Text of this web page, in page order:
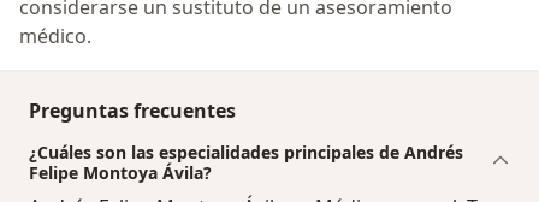
considerarse un sustituto de un asesoramiento
médico.
Preguntas frecuentes
¿Cuáles son las especialidades principales de Andrés
Felipe Montoya Ávila?